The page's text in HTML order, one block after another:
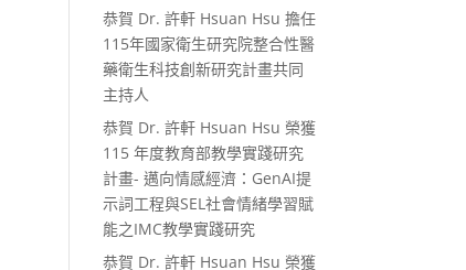
恭賀 Dr. 許軒 Hsuan Hsu 擔任
115年國家衛生研究院整合性醫
藥衛生科技創新研究計畫共同
主持人
恭賀 Dr. 許軒 Hsuan Hsu 榮獲
115 年度教育部教學實踐研究
計畫- 邁向情感經濟：GenAI提
示詞工程與SEL社會情緒學習賦
能之IMC教學實踐研究
恭賀 Dr. 許軒 Hsuan Hsu 榮獲